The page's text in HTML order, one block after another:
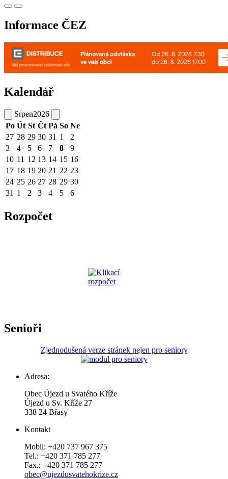
Informace ČEZ
Kalendář
Srpen2026
Po Út St Čt Pá So Ne
27 28 29 30 31 1
2
3
4 5 6 7 8
9
10 11 12 13 14 15 16
17 18 19 20 21 22 23
24 25 26 27 28 29 30
31 1 2 3 4 5 6
Rozpočet
Senioři
Zjednodušená verze stránek nejen pro seniory
Adresa:
Obec Újezd u Svatého Kříže
Újezd u Sv. Kříže 27
338 24 Břasy
Kontakt
Mobil: +420 737 967 375
Tel.: +420 371 785 277
Fax.: +420 371 785 277
obec@ujezdusvatehokrize.cz